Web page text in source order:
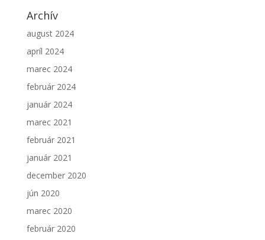
Archív
august 2024
apríl 2024
marec 2024
február 2024
január 2024
marec 2021
február 2021
január 2021
december 2020
jún 2020
marec 2020
február 2020